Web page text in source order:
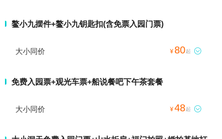
鳌小九摆件+鳌小九钥匙扣(含免票入园门票)
大小同价 ¥ 80起 
免费入园票+观光车票+船说餐吧下午茶套餐
大小同价 ¥48起 